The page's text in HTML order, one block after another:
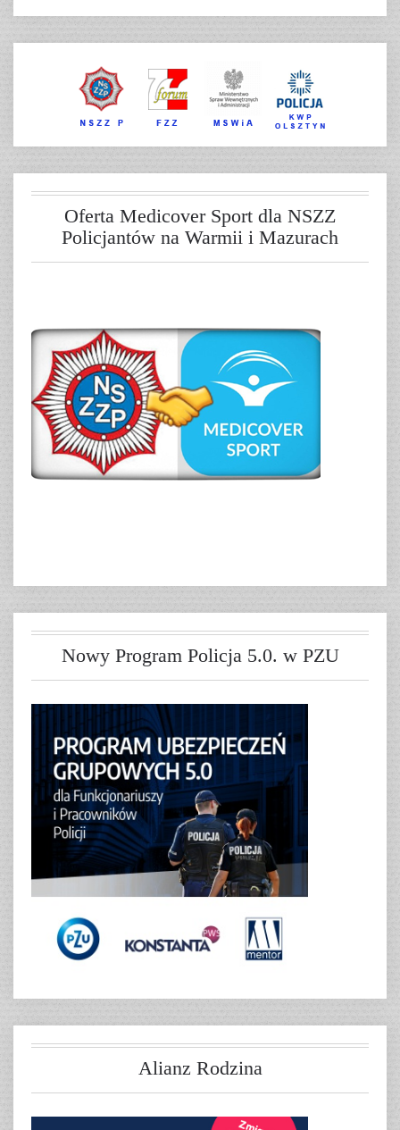
Oferta Medicover Sport dla NSZZ
Policjantów na Warmii i Mazurach
Nowy Program Policja 5.0. w PZU
Alianz Rodzina